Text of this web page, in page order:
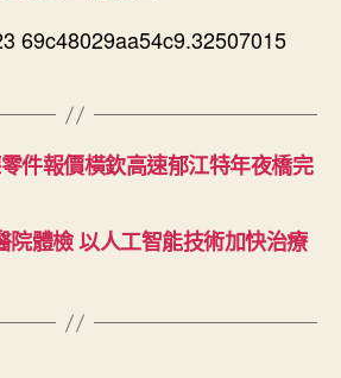
69c48029aa54c9.32507015
件報價橫欽高速郁江特年夜橋完
院體檢 以人工智能技術加快治療